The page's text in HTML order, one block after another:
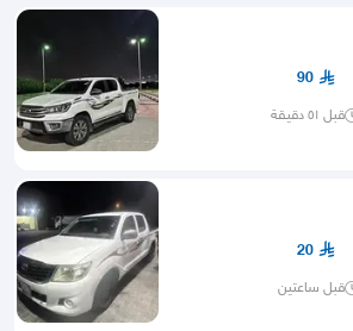
90
قبل ٥١ دقيقة
20
قبل ساعتين